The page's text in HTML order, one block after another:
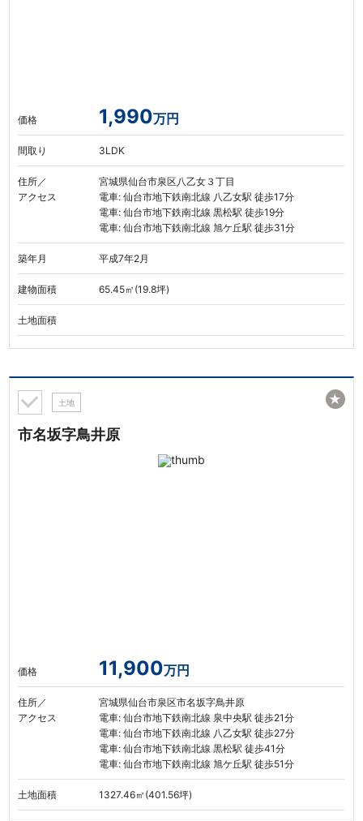
価格 1,990万円
間取り 3LDK
住所／
アクセス
宮城県仙台市泉区八乙女３丁目
電車: 仙台市地下鉄南北線 八乙女駅 徒歩17分
電車: 仙台市地下鉄南北線 黒松駅 徒歩19分
電車: 仙台市地下鉄南北線 旭ケ丘駅 徒歩31分
築年月 平成7年2月
建物面積 65.45㎡(19.8坪)
土地面積
土地
市名坂字鳥井原
価格 11,900万円
住所／
アクセス
宮城県仙台市泉区市名坂字鳥井原
電車: 仙台市地下鉄南北線 泉中央駅 徒歩21分
電車: 仙台市地下鉄南北線 八乙女駅 徒歩27分
電車: 仙台市地下鉄南北線 黒松駅 徒歩41分
電車: 仙台市地下鉄南北線 旭ケ丘駅 徒歩51分
土地面積 1327.46㎡(401.56坪)
★